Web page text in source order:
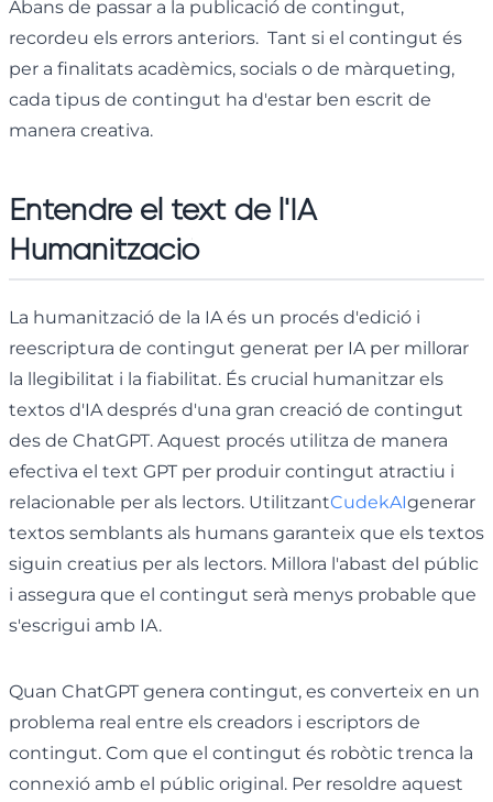
Abans de passar a la publicació de contingut,
recordeu els errors anteriors. Tant si el contingut és
per a finalitats acadèmics, socials o de màrqueting,
cada tipus de contingut ha d'estar ben escrit de
manera creativa.
Entendre el text de l'IA
Humanització
La humanització de la IA és un procés d'edició i
reescriptura de contingut generat per IA per millorar
la llegibilitat i la fiabilitat. És crucial humanitzar els
textos d'IA després d'una gran creació de contingut
des de ChatGPT. Aquest procés utilitza de manera
efectiva el text GPT per produir contingut atractiu i
relacionable per als lectors. UtilitzantCudekAIgenerar
textos semblants als humans garanteix que els textos
siguin creatius per als lectors. Millora l'abast del públic
i assegura que el contingut serà menys probable que
s'escrigui amb IA.
Quan ChatGPT genera contingut, es converteix en un
problema real entre els creadors i escriptors de
contingut. Com que el contingut és robòtic trenca la
connexió amb el públic original. Per resoldre aquest